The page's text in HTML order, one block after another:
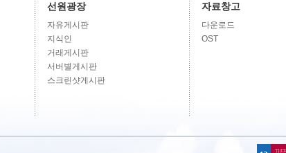
선원광장
자유게시판
지식인
거래게시판
서버별게시판
스크린샷게시판
자료창고
다운로드
OST